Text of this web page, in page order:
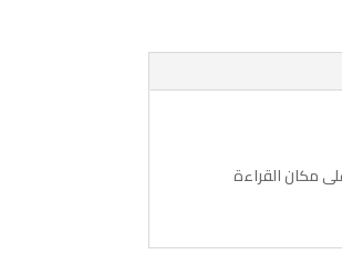
على مكان القراءة